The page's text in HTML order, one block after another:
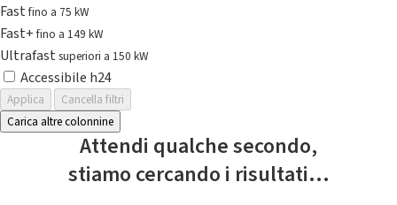
Fastfino a 75 kW
Fast+fino a 149 kW
Ultrafast superiori a 150 kW
Accessibile h24
Applica
Cancella filtri
Carica altre colonnine
Attendi qualche secondo,
stiamo cercando i risultati...